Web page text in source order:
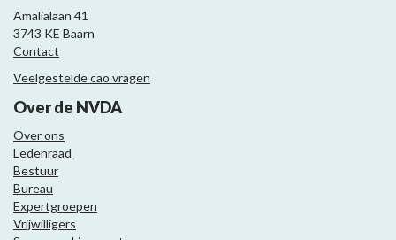
Amalialaan 41
3743 KE Baarn
Contact
Veelgestelde cao vragen
Over de NVDA
Over ons
Ledenraad
Bestuur
Bureau
Expertgroepen
Vrijwilligers